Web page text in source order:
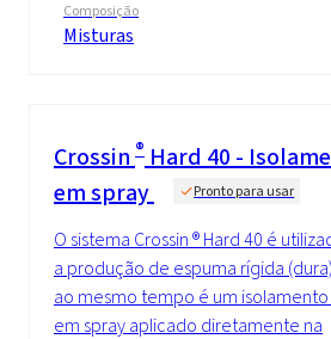
Composição
Misturas
Crossin ® Hard 40 -
em spray
Pronto para usar
O sistema Crossin ® Hard 40 é
a produção de espuma rígida
ao mesmo tempo é um
em spray aplicado diretamente na